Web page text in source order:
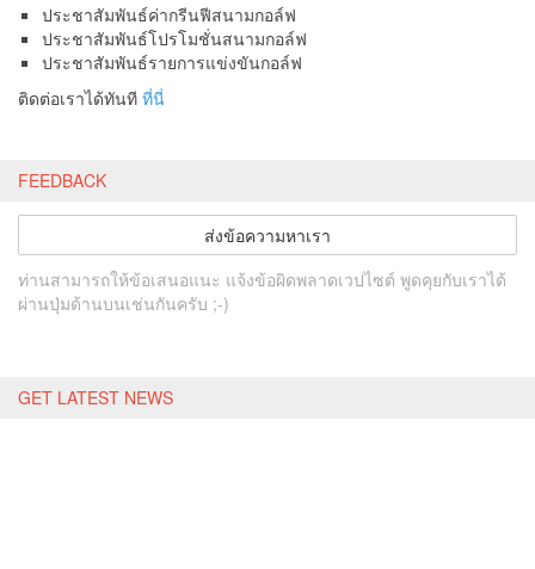
ประชาสัมพันธ์ค่ากรีนฟีสนามกอล์ฟ
ประชาสัมพันธ์โปรโมชั่นสนามกอล์ฟ
ประชาสัมพันธ์รายการแข่งขันกอล์ฟ
ติดต่อเราได้ทันที ที่นี่
FEEDBACK
ส่งข้อความหาเรา
ท่านสามารถให้ข้อเสนอแนะ แจ้งข้อผิดพลาดเวปไซต์ พูดคุยกับเราได้
ผ่านปุ่มด้านบนเช่นกันครับ ;-)
GET LATEST NEWS